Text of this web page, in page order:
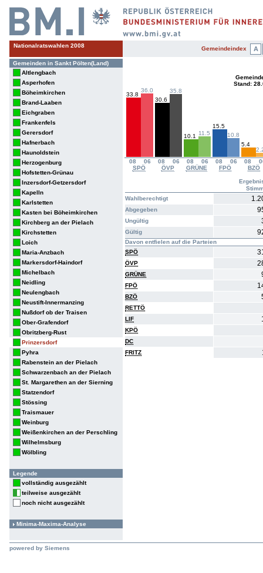
Nationalratswahlen 2008 Gemeindeindex A
Gemeinden in Sankt Pölten(Land)
Altlengbach
Asperhofen
Böheimkirchen
Brand-Laaben
Eichgraben
Frankenfels
Gerersdorf
Hafnerbach
Haunoldstein
Herzogenburg
Hofstetten-Grünau
Inzersdorf-Getzersdorf
Kapelln
Karlstetten
Kasten bei Böheimkirchen
Kirchberg an der Pielach
Kirchstetten
Loich
Maria-Anzbach
Markersdorf-Haindorf
Michelbach
Neidling
Neulengbach
Neustift-Innermanzing
Nußdorf ob der Traisen
Ober-Grafendorf
Obritzberg-Rust
Prinzersdorf
Pyhra
Rabenstein an der Pielach
Schwarzenbach an der Pielach
St. Margarethen an der Sierning
Statzendorf
Stössing
Traismauer
Weinburg
Weißenkirchen an der Perschling
Wilhelmsburg
Wölbling
Legende
vollständig ausgezählt
teilweise ausgezählt
noch nicht ausgezählt
Minima-Maxima-Analyse
Stand:
08 06 08 06 08 06 08 06 08
SPÖ
ÖVP GRÜNE FPÖ BZÖ
33.8
36.0
30.6
35.8
10.1 11.5
15.5
10.8
5.4
Wahlberechtigt
Abgegeben
Ungültig
Gültig
Davon entfielen auf die Parteien
SPÖ
ÖVP
GRÜNE
FPÖ
BZÖ
RETTÖ
LIF
KPÖ
DC
FRITZ
powered by Siemens